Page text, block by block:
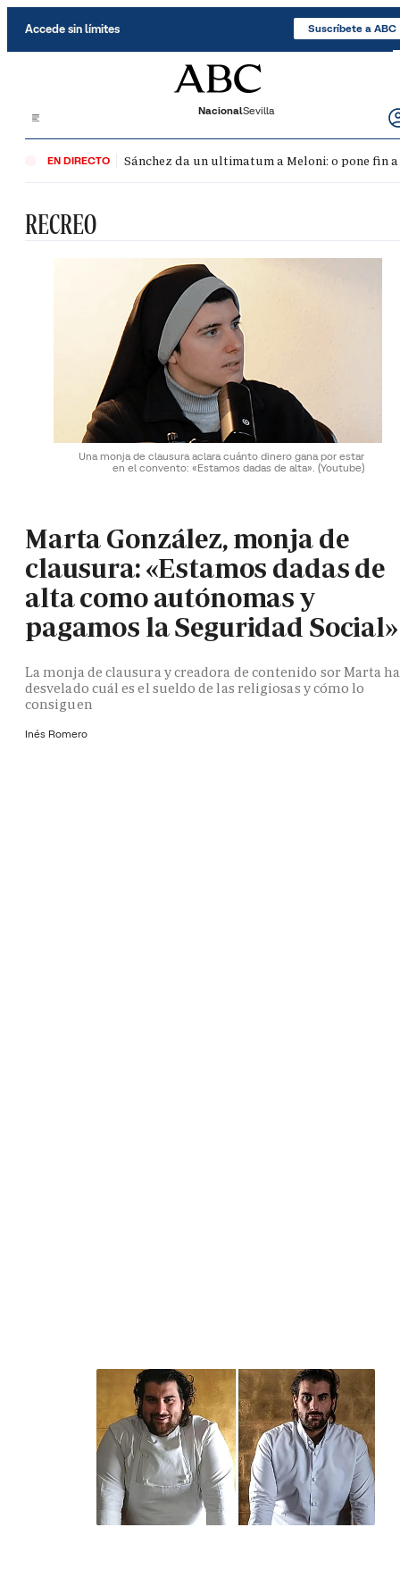
Accede sin límites Suscríbete a ABC
NacionalSevilla
EN DIRECTO Sánchez da un ultimatum a Meloni: o pone fin
RECREO
Una monja de clausura aclara cuánto dinero gana por estar
en el convento: «Estamos dadas de alta». (Youtube)
Marta González, monja de
clausura: «Estamos dadas de
alta como autónomas y
pagamos la Seguridad Social»
La monja de clausura y creadora de contenido sor Marta ha
desvelado cuál es el sueldo de las religiosas y cómo lo
consiguen
Inés Romero